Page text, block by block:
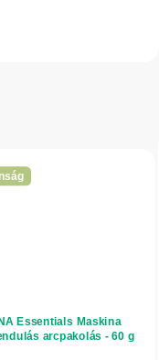
Essentials Maskina
arcpakolás - 60 g